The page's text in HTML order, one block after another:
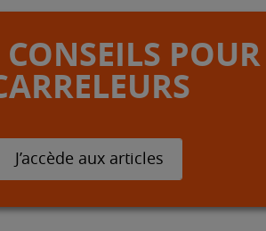
J’accède aux articles